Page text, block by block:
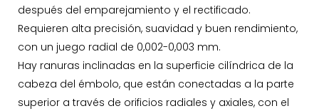
después del emparejamiento y el rectificado.
Requieren alta precisión, suavidad y buen rendimiento,
con un juego radial de 0,002-0,003 mm.
Hay ranuras inclinadas en la superficie cilíndrica de la
cabeza del émbolo, que están conectadas a la parte
superior a través de orificios radiales y axiales, con el